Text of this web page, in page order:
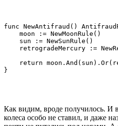
func NewAntifraud()
    moon := NewMoonRule()
    sun := NewSunRule()
retrogradeMercury :=
return
}
Как видим, вроде получилось. И
колеса особо не ставил, и даже